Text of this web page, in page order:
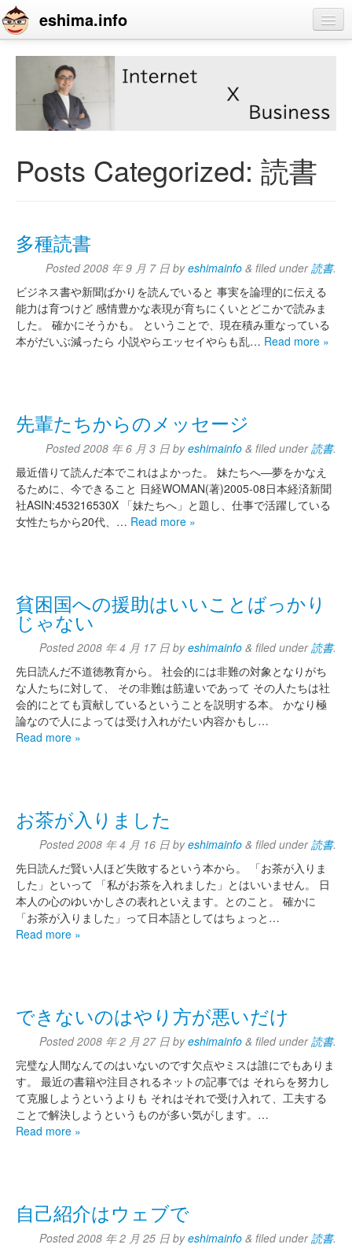
eshima.info
profile
Posts Categorized: 読書
多種読書
Posted2008 年 9 月 7 日 byeshimainfo & filed under読書.
ビジネス書や新聞ばかりを読んでいると 事実を論理的に伝える
能力は育つけど 感情豊かな表現が育ちにくいとどこかで読みま
した。 確かにそうかも。 ということで、現在積み重なっている
本がだいぶ減ったら 小説やらエッセイやらも乱… Read more »
先輩たちからのメッセージ
Posted2008 年 6 月 3 日 byeshimainfo & filed under読書.
最近借りて読んだ本でこれはよかった。 妹たちへ―夢をかなえ
るために、今できること 日経WOMAN(著)2005-08日本経済新聞
社ASIN:453216530X 「妹たちへ」と題し、仕事で活躍している
女性たちから20代、… Read more »
貧困国への援助はいいことばっかり
じゃない
Posted2008 年 4 月 17 日 byeshimainfo & filed under読書.
先日読んだ不道徳教育から。 社会的には非難の対象となりがち
な人たちに対して、 その非難は筋違いであって その人たちは社
会的にとても貢献しているということを説明する本。 かなり極
論なので人によっては受け入れがたい内容かもし…
Read more »
お茶が入りました
Posted2008 年 4 月 16 日 byeshimainfo & filed under読書.
先日読んだ賢い人ほど失敗するという本から。 「お茶が入りま
した」といって 「私がお茶を入れました」とはいいません。 日
本人の心のゆいかしさの表れといえます。とのこと。 確かに
「お茶が入りました」って日本語としてはちょっと…
Read more »
できないのはやり方が悪いだけ
Posted2008 年 2 月 27 日 byeshimainfo & filed under読書.
完璧な人間なんてのはいないのです欠点やミスは誰にでもありま
す。 最近の書籍や注目されるネットの記事では それらを努力し
て克服しようというよりも それはそれで受け入れて、工夫する
ことで解決しようというものが多い気がします。…
Read more »
自己紹介はウェブで
Posted2008 年 2 月 25 日 byeshimainfo & filed under読書.